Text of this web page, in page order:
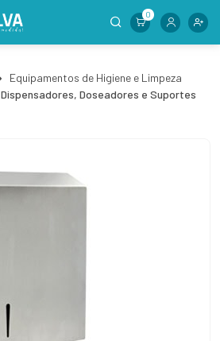
0
Equipamentos de Higiene e Limpeza
Dispensadores, Doseadores e Suportes